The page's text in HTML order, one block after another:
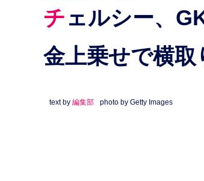
チェルシー、GKベゴビッチ獲得急ぐ？マンUは移籍
金上乗せで横取
text by 編集部 photo by Getty Images